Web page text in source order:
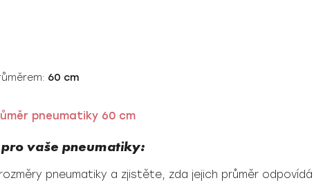
60 cm
pneumatiky 60 cm
vaše pneumatiky:
pneumatiky a zjistěte, zda jejich průměr odpovídá